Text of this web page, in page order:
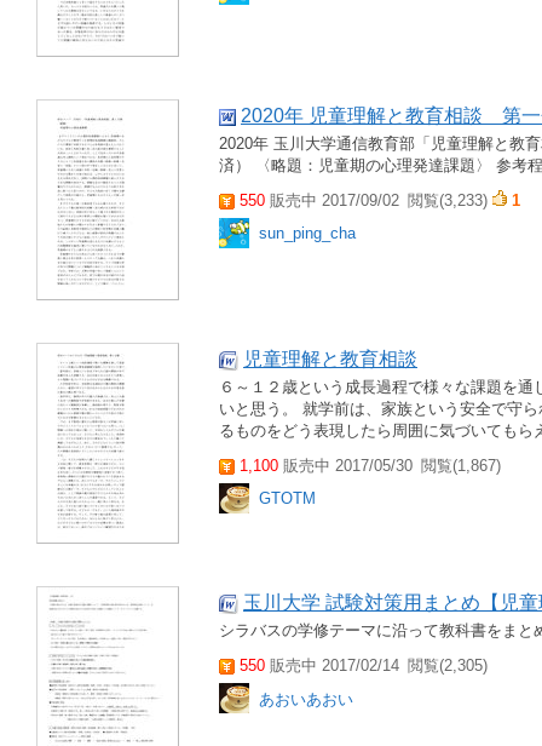
2020年 児童理解と教育相談 第
2020年 玉川大学通信教育部「児童理解と教
済） 〈略題：児童期の心理発達課題〉 参考
550 販売中 2017/09/02 閲覧(3,233)
1
sun_ping_cha
児童理解と教育相談
６～１２歳という成長過程で様々な課題を
いと思う。 就学前は、家族という安全で守
るものをどう表現したら周囲に気づいても
1,100 販売中 2017/05/30 閲覧(1,867)
GTOTM
玉川大学 試験対策用まとめ【児
シラバスの学修テーマに沿って教科書をまと
550 販売中 2017/02/14 閲覧(2,305)
あおいあおい